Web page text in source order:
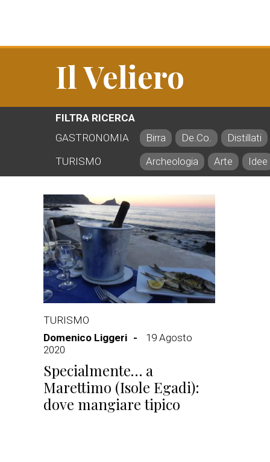
Il Veliero
FILTRA RICERCA
GASTRONOMIA
Birra De.Co.
Distillati
TURISMO
Archeologia Arte Idee
TURISMO
Domenico Liggeri
19 Agosto
2020
Specialmente… a
Marettimo (Isole Egadi):
dove mangiare tipico